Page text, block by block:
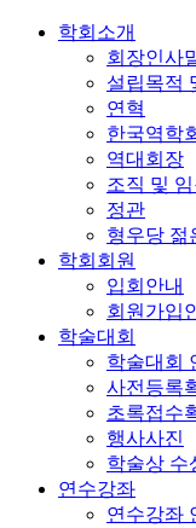
학회소개
회장인사
설립목적
연혁
한국역학
역대회장
조직 및 임
정관
형우당 젊
학회회원
입회안내
회원가입
학술대회
학술대회
사전등록
초록접수
행사사진
학술상 수
연수강좌
연수강좌